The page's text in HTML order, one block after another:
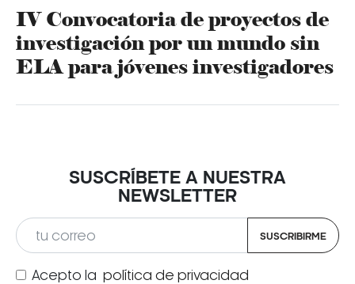
IV Convocatoria de proyectos de
investigación por un mundo sin
ELA para jóvenes investigadores
SUSCRÍBETE A NUESTRA
NEWSLETTER
SUSCRIBIRME
Acepto la política de privacidad